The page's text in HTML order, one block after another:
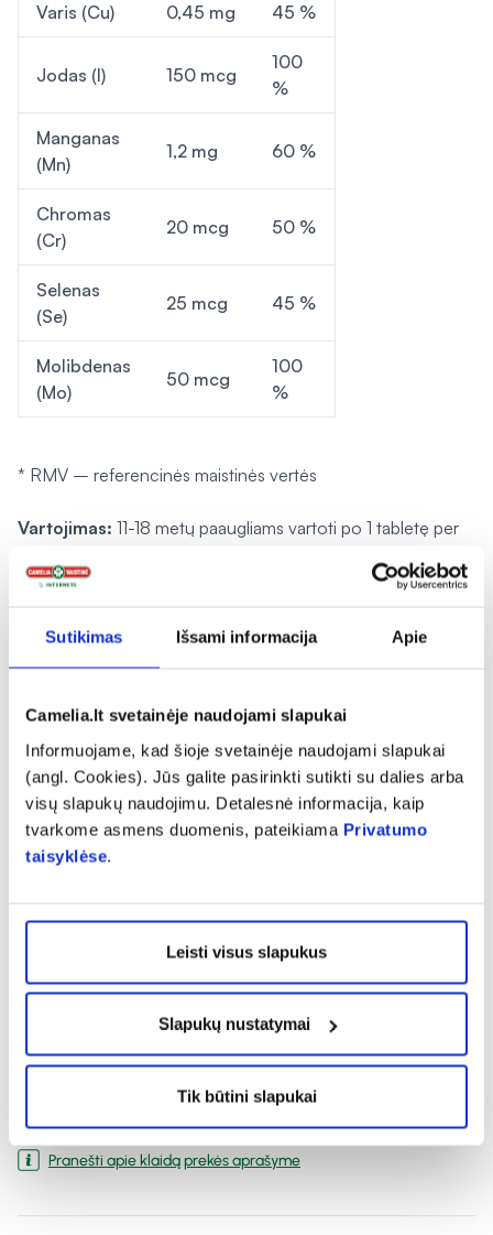
Sutikimas Išsami informacija Apie
Camelia.lt svetainėje naudojami slapukai
Informuojame, kad šioje svetainėje naudojami slapukai
(angl. Cookies). Jūs galite pasirinkti sutikti su dalies arba
visų slapukų naudojimu. Detalesnė informacija, kaip
tvarkome asmens duomenis, pateikiama Privatumo
taisyklėse.
Leisti visus slapukus
Slapukų nustatymai
Tik būtini slapukai
Varis (Cu) 0,45 mg 45 %
Jodas (I) 150 mcg
100
%
Manganas
(Mn)
1,2 mg 60 %
Chromas
(Cr)
20 mcg 50 %
Selenas
(Se)
25 mcg 45 %
Molibdenas
(Mo)
50 mcg
100
%
* RMV – referencinės maistinės vertės
Vartojimas: 11-18 metų paaugliams vartoti po 1 tabletę per
ar po valgio.
Įspėjimai:
subalansuota laikantis sveiko gyvenimo būdo principų.
Maisto papildas nėra maisto pakaitalas. Neviršyti nustatytos
rekomenduojamos dozės.
Laikymo sąlygos:
Laikyti vaikams nepasiekiamoje sausoje vietoje kambario
temperatūroje.
Gamintojas:
Orkla Care A/S, Danija
Trinapolio g. 9E
Pranešti apie klaidą prekės aprašyme